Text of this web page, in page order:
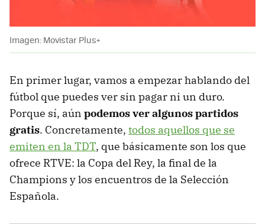
Imagen: Movistar Plus+
En primer lugar, vamos a empezar hablando del
fútbol que puedes ver sin pagar ni un duro.
Porque sí, aún podemos ver algunos partidos
gratis. Concretamente, todos aquellos que se
emiten en la TDT, que básicamente son los que
ofrece RTVE: la Copa del Rey, la final de la
Champions y los encuentros de la Selección
Española.